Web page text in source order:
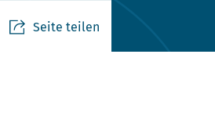
Seite teilen